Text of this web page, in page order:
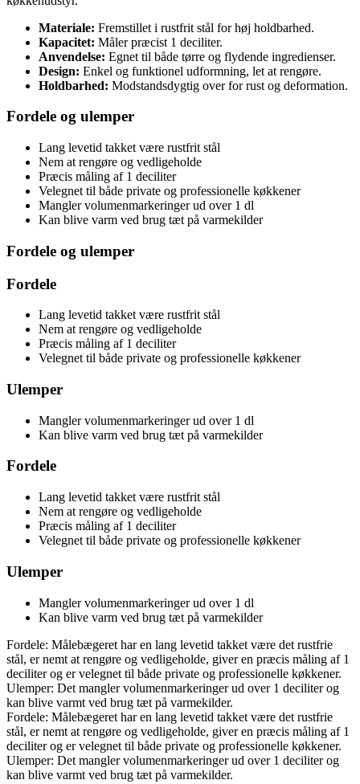
Materiale: Fremstillet i rustfrit stål for høj holdbarhed.
Kapacitet: Måler præcist 1 deciliter.
Anvendelse: Egnet til både tørre og flydende ingredienser.
Design: Enkel og funktionel udformning, let at rengøre.
Holdbarhed: Modstandsdygtig over for rust og deformation.
Fordele og ulemper
Lang levetid takket være rustfrit stål
Nem at rengøre og vedligeholde
Præcis måling af 1 deciliter
Velegnet til både private og professionelle køkkener
Mangler volumenmarkeringer ud over 1 dl
Kan blive varm ved brug tæt på varmekilder
Fordele og ulemper
Fordele
Lang levetid takket være rustfrit stål
Nem at rengøre og vedligeholde
Præcis måling af 1 deciliter
Velegnet til både private og professionelle køkkener
Ulemper
Mangler volumenmarkeringer ud over 1 dl
Kan blive varm ved brug tæt på varmekilder
Fordele
Lang levetid takket være rustfrit stål
Nem at rengøre og vedligeholde
Præcis måling af 1 deciliter
Velegnet til både private og professionelle køkkener
Ulemper
Mangler volumenmarkeringer ud over 1 dl
Kan blive varm ved brug tæt på varmekilder
Fordele: Målebægeret har en lang levetid takket være det rustfrie
stål, er nemt at rengøre og vedligeholde, giver en præcis måling af 1
deciliter og er velegnet til både private og professionelle køkkener.
Ulemper: Det mangler volumenmarkeringer ud over 1 deciliter og
kan blive varmt ved brug tæt på varmekilder.
Fordele: Målebægeret har en lang levetid takket være det rustfrie
stål, er nemt at rengøre og vedligeholde, giver en præcis måling af 1
deciliter og er velegnet til både private og professionelle køkkener.
Ulemper: Det mangler volumenmarkeringer ud over 1 deciliter og
kan blive varmt ved brug tæt på varmekilder.